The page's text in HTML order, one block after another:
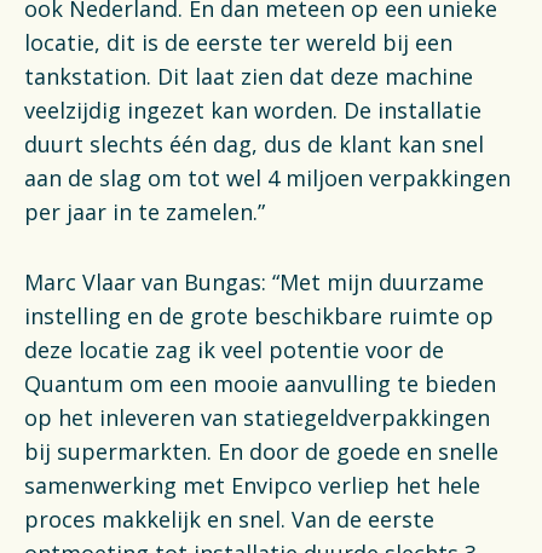
ook Nederland. En dan meteen op een unieke
locatie, dit is de eerste ter wereld bij een
tankstation. Dit laat zien dat deze machine
veelzijdig ingezet kan worden. De installatie
duurt slechts één dag, dus de klant kan snel
aan de slag om tot wel 4 miljoen verpakkingen
per jaar in te zamelen.”
Marc Vlaar van Bungas: “Met mijn duurzame
instelling en de grote beschikbare ruimte op
deze locatie zag ik veel potentie voor de
Quantum om een mooie aanvulling te bieden
op het inleveren van statiegeldverpakkingen
bij supermarkten. En door de goede en snelle
samenwerking met Envipco verliep het hele
proces makkelijk en snel. Van de eerste